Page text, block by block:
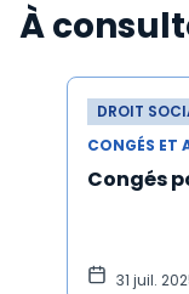
À
DROIT
CONGÉS ET
Congés
31 juil.